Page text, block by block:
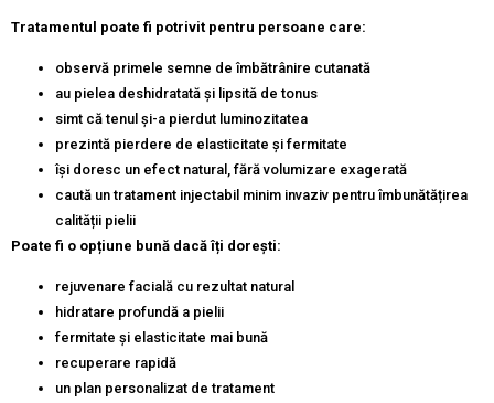
Tratamentul poate fi potrivit pentru persoane care:
observă primele semne de îmbătrânire cutanată
au pielea deshidratată și lipsită de tonus
simt că tenul și-a pierdut luminozitatea
prezintă pierdere de elasticitate și fermitate
își doresc un efect natural, fără volumizare exagerată
caută un tratament injectabil minim invaziv pentru îmbunătățirea
calității pielii
Poate fi o opțiune bună dacă îți dorești:
rejuvenare facială cu rezultat natural
hidratare profundă a pielii
fermitate și elasticitate mai bună
recuperare rapidă
un plan personalizat de tratament